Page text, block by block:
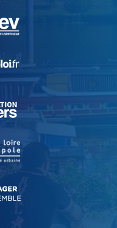
, Ouvre une nouvelle
, Ouvre une nouvelle